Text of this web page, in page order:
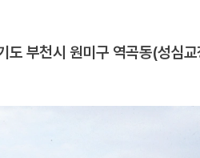
도 부천시 원미구 역곡동(성심